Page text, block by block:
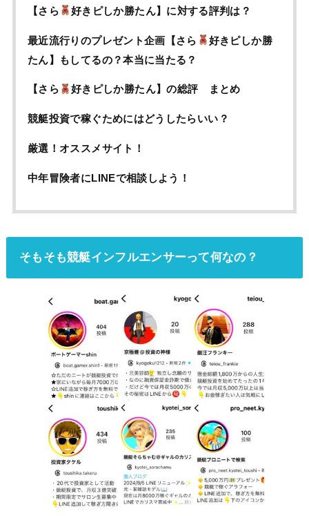
【さら 好きピしか勝たん】に対する評判は？
最近流行りのプレゼント企画【さら
好きピしか勝
たん】もしてるの？本当に当たる？
【さら 好きピしか勝たん】の総評 まとめ
競艇投資で稼ぐためにはどうしたらいい？
厳選！オススメサイト！
中年冒険者にLINEで相談しよう！
そもそも競艇インフルエンサーって何なの？